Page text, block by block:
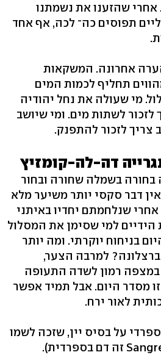
שהזענו את נשמתנו
תפוסים כה־ לכה, אף אחד
אחרונה. המשקאות
תחליף לכמות המים
מי שעולה את נחל יהודיה
לשתות מים. ומי שיושב
צריך לזכור להתפנק.
דה-לה-קומזיץ
בחורה בשמלה שחורה ובחור
דבר סקסי יותר משיער מלא
שנלחמתם יחדיו באיתני
למי שסימן את המסלול
בניחוח יוקרתי. ומה יותר
למרבה הצער,
במצפה רמון לשדה התעופה
מסדר היום. אבל תמיד אפשר
לאור ירח.
על בסיס יין, שזכה לשמו